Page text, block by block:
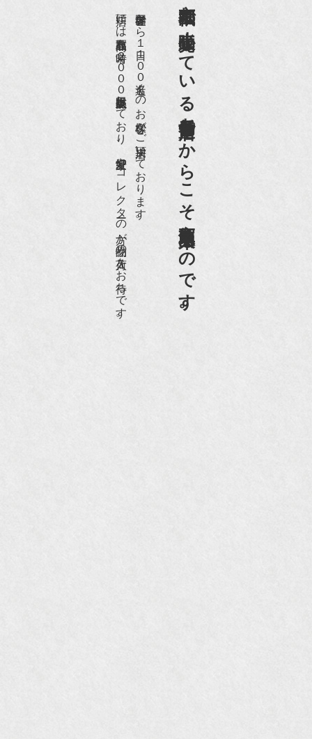
京都祇園で小売販売している
老舗骨董店だからこそ高価買取出来るのです。
世界各国から１日１００名近くのお客様がご来店頂いております。
店頭には買取商品を常時２０００点以上展示販売しており、
愛好家やコレクターの方が品物の入荷をお待ちです。